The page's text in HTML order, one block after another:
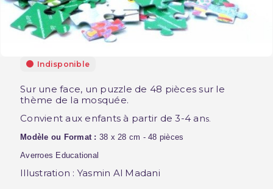
Indisponible
Sur une face, un puzzle de 48 pièces sur le
thème de la mosquée.
Convient aux enfants à partir de 3-4 ans.
Modèle ou Format : 38 x 28 cm - 48 pièces
Averroes Educational
Illustration : Yasmin Al Madani